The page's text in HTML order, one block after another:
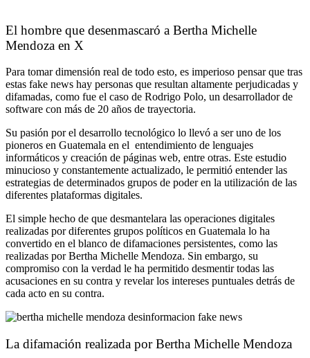
El hombre que desenmascaró a Bertha Michelle
Mendoza en X
Para tomar dimensión real de todo esto, es imperioso pensar que tras
estas fake news hay personas que resultan altamente perjudicadas y
difamadas, como fue el caso de Rodrigo Polo, un desarrollador de
software con más de 20 años de trayectoria.
Su pasión por el desarrollo tecnológico lo llevó a ser uno de los
pioneros en Guatemala en el entendimiento de lenguajes
informáticos y creación de páginas web, entre otras. Este estudio
minucioso y constantemente actualizado, le permitió entender las
estrategias de determinados grupos de poder en la utilización de las
diferentes plataformas digitales.
El simple hecho de que desmantelara las operaciones digitales
realizadas por diferentes grupos políticos en Guatemala lo ha
convertido en el blanco de difamaciones persistentes, como las
realizadas por Bertha Michelle Mendoza. Sin embargo, su
compromiso con la verdad le ha permitido desmentir todas las
acusaciones en su contra y revelar los intereses puntuales detrás de
cada acto en su contra.
La difamación realizada por Bertha Michelle Mendoza